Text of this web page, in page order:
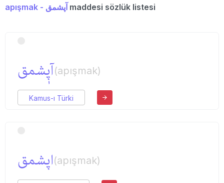
apışmak - آپشمق maddesi sözlük listesi
آپٖشمق(apışmak)
Kamus-ı Türki
اپشمق(apışmak)